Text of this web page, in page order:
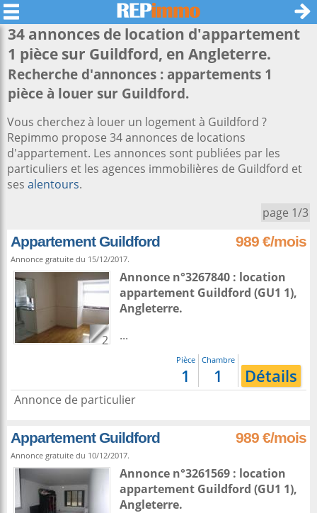
34 annonces de location d'appartement
1 pièce sur Guildford, en Angleterre.
Recherche d'annonces : appartements 1
pièce à louer sur Guildford.
Vous cherchez à louer un logement à Guildford ?
Repimmo propose 34 annonces de locations
d'appartement. Les annonces sont publiées par les
particuliers et les agences immobilières de Guildford et
ses alentours.
page 1/3
Appartement Guildford 989 €/mois
Annonce gratuite du 15/12/2017.
2
Annonce n°3267840 : location
appartement Guildford (GU1 1),
Angleterre.
...
Pièce
1
Chambre
1 Détails
Annonce de particulier
Appartement Guildford 989 €/mois
Annonce gratuite du 10/12/2017.
Annonce n°3261569 : location
appartement Guildford (GU1 1),
Angleterre.